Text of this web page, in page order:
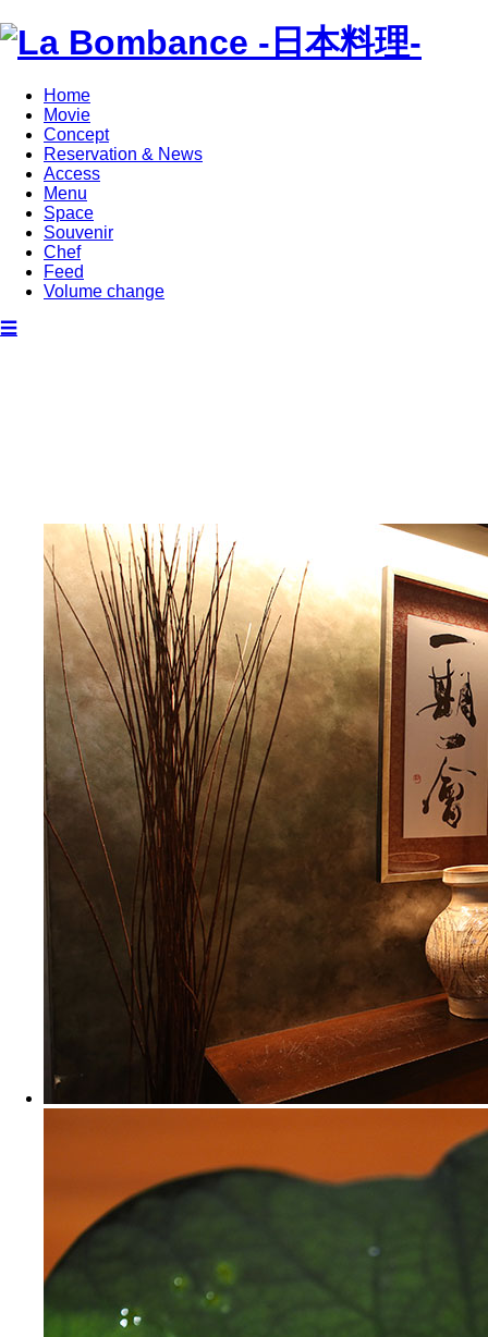
Home
Movie
Concept
Reservation & News
Access
Menu
Space
Souvenir
Chef
Feed
Volume change
☰